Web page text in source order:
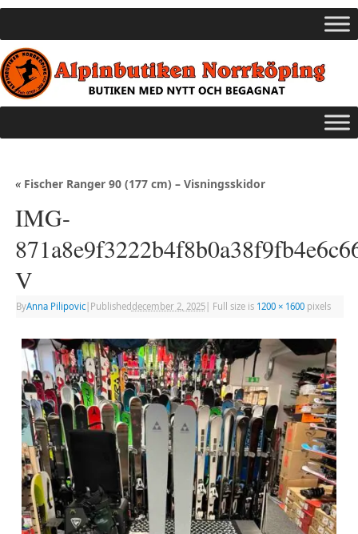
«Fischer Ranger 90 (177 cm) – Visningsskidor
IMG-
V
ByAnna Pilipovic| Publisheddecember 2, 2025| Full size is 1200 × 1600pixels